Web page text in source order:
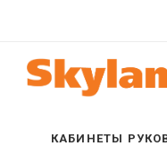
КАБИНЕТЫ